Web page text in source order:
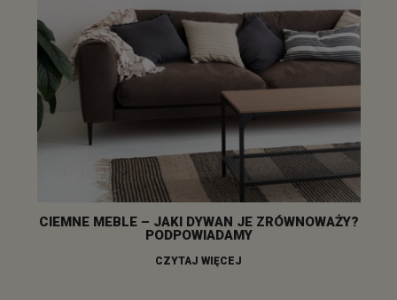
CIEMNE MEBLE – JAKI DYWAN JE ZRÓWNOWAŻY?
PODPOWIADAMY
CZYTAJ WIĘCEJ